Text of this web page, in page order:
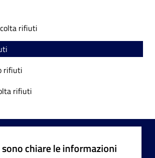
rifiuti
rifiuti
rifiuti
chiare le informazioni